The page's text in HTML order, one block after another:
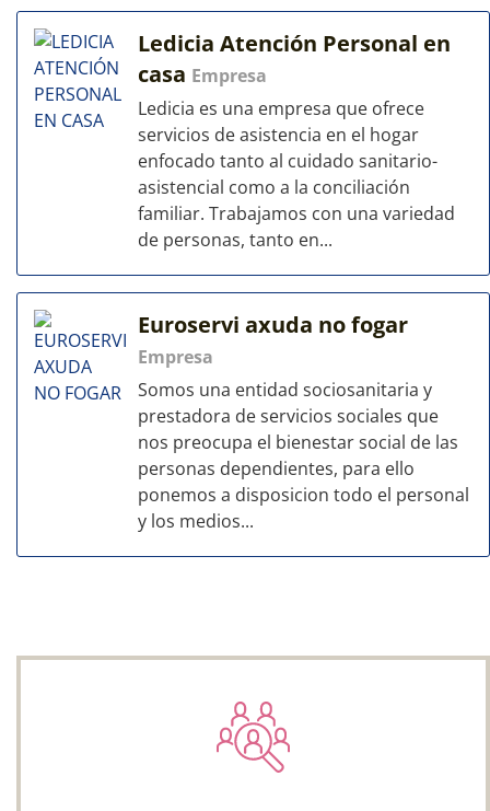
Ledicia Atención Personal en
casa Empresa
Ledicia es una empresa que ofrece
servicios de asistencia en el hogar
enfocado tanto al cuidado sanitario-
asistencial como a la conciliación
familiar. Trabajamos con una variedad
de personas, tanto en...
Euroservi axuda no fogar
Empresa
Somos una entidad sociosanitaria y
prestadora de servicios sociales que
nos preocupa el bienestar social de las
personas dependientes, para ello
ponemos a disposicion todo el personal
y los medios...